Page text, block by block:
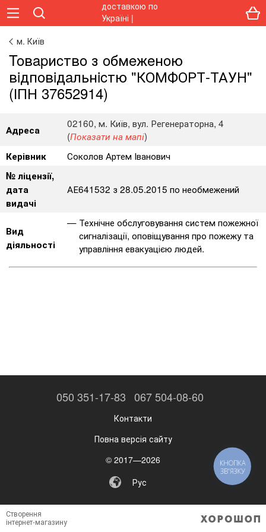
м. Київ
Toвapиcтвo з oбмeжeнoю
вiдпoвiдaльнicтю "КОМФОРТ-ТАУН"
(ІПН 37652914)
Адреса
02160, м. Київ, вул. Регенераторна, 4
(Показати на мапі)
Керівник
Соколов Артем Іванович
№ ліцензії,
дата
видачі
АЕ641532 з 28.05.2015 по необмежений
Вид
діяльності
Технічне обслуговування систем пожежної
сигналізації, оповіщування про пожежу та
управління евакуацією людей.
050 351-17-83 067 504-08-60
Контакти
Повна версія сайту
© 2017—2026
Рус
Створення
інтернет-магазину
КНОПКА
ЗВ'ЯЗКУ